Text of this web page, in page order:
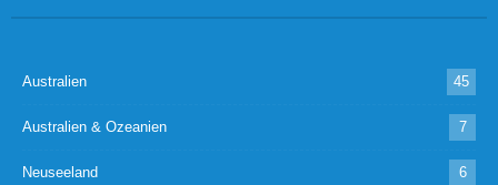
Australien 45
Australien & Ozeanien 7
Neuseeland 6